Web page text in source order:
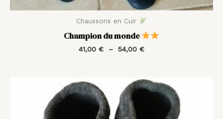
Chaussons en Cuir
Champion du monde
41,00 € – 54,00 €
Plage
de